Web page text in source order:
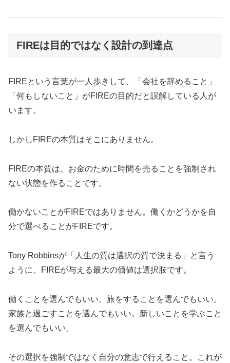
FIREは目的ではなく設計の到達点
FIREという言葉が一人歩きして、「会社を辞めること」
「何もしないこと」がFIREの目的だと誤解している人が
います。
しかしFIREの本質はそこにありません。
FIREの本質は、お金のために時間を売ることを強制され
ない状態を作ることです。
働かないことがFIREではありません。働くかどうかを自
分で選べることがFIREです。
Tony Robbinsが「人生の質は選択の質で決まる」と言う
ように、FIREが与える最大の価値は選択肢です。
働くことを選んでもいい。旅をすることを選んでもいい。
家族と過ごすことを選んでもいい。新しいことを学ぶこと
を選んでもいい。
その選択を強制ではなく自分の意志で行えること。これが